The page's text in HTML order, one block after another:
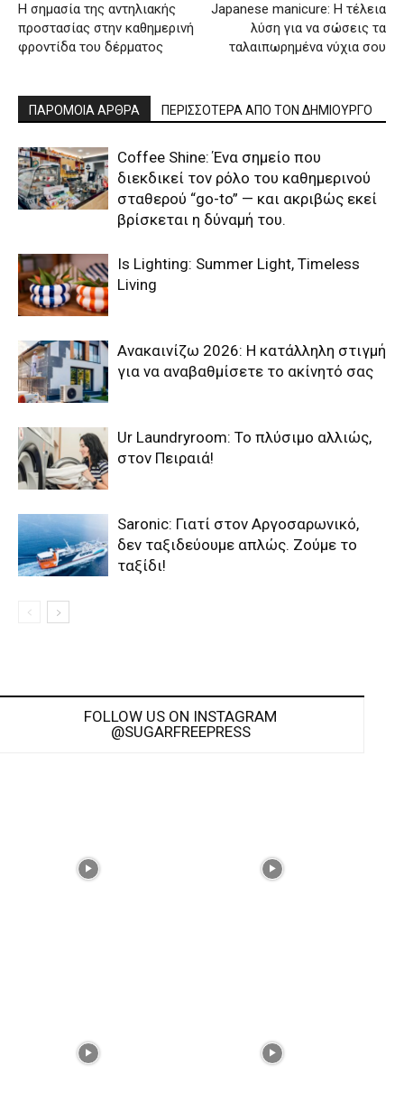
Η σημασία της αντηλιακής
προστασίας στην καθημερινή
φροντίδα του δέρματος
Japanese manicure: Η τέλεια
λύση για να σώσεις τα
ταλαιπωρημένα νύχια σου
ΠΑΡΟΜΟΙΑ ΑΡΘΡΑ ΠΕΡΙΣΣΟΤΕΡΑ ΑΠΟ ΤΟΝ ΔΗΜΙΟΥΡΓΟ
Coffee Shine: Ένα σημείο που
διεκδικεί τον ρόλο του καθημερινού
σταθερού “go-to” — και ακριβώς εκεί
βρίσκεται η δύναμή του.
Is Lighting: Summer Light, Timeless
Living
Ανακαινίζω 2026: Η κατάλληλη στιγμή
για να αναβαθμίσετε το ακίνητό σας
Ur Laundryroom: Το πλύσιμο αλλιώς,
στον Πειραιά!
Saronic: Γιατί στον Αργοσαρωνικό,
δεν ταξιδεύουμε απλώς. Ζούμε το
ταξίδι!
FOLLOW US ON INSTAGRAM
@SUGARFREEPRESS